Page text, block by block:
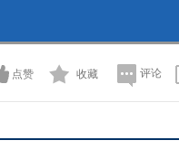
点赞 收藏 评论